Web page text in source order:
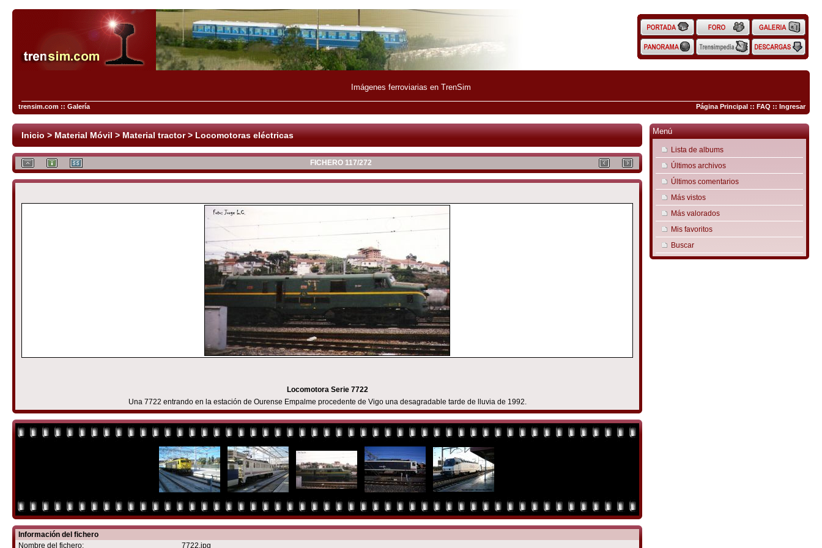
Imágenes ferroviarias en TrenSim
trensim.com :: Galería Página Principal :: FAQ :: Ingresar
Menú
Lista de albums
Últimos archivos
Últimos comentarios
Más vistos
Más valorados
Mis favoritos
Buscar
Inicio>Material Móvil>Material tractor>Locomotoras eléctricas
FICHERO 117/272
Locomotora Serie 7722
Una 7722 entrando en la estación de Ourense Empalme procedente de Vigo una desagradable tarde de lluvia de 1992.
Información del fichero
Nombre del fichero:
7722.jpg